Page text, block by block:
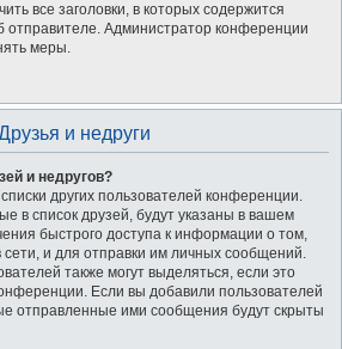
все заголовки, в которых содержится
Администратор конференции
меры.
и недруги
и недругов?
других пользователей конференции.
в список друзей, будут указаны в вашем
быстрого доступа к информации о том,
сети, и для отправки им личных сообщений.
также могут выделяться, если это
Если вы добавили пользователей
отправленные ими сообщения будут скрыты